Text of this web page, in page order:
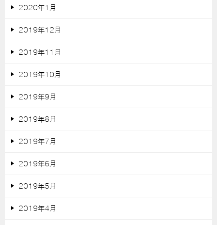
2020年1月
2019年12月
2019年11月
2019年10月
2019年9月
2019年8月
2019年7月
2019年6月
2019年5月
2019年4月